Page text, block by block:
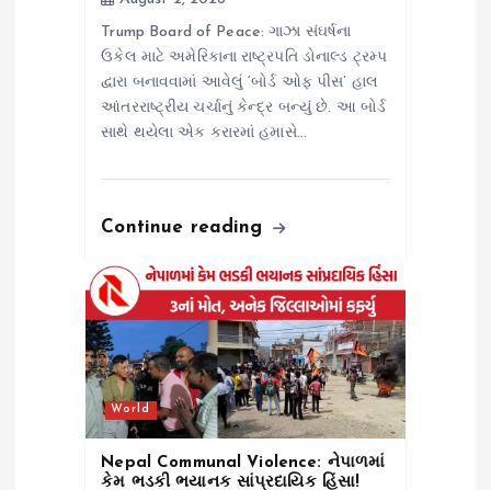
Trump Board of Peace: ગાઝા સંઘર્ષના
ઉકેલ માટે અમેરિકાના રાષ્ટ્રપતિ ડોનાલ્ડ ટ્રમ્પ
દ્વારા બનાવવામાં આવેલું ‘બોર્ડ ઓફ પીસ’ હાલ
આંતરરાષ્ટ્રીય ચર્ચાનું કેન્દ્ર બન્યું છે. આ બોર્ડ
સાથે થયેલા એક કરારમાં હમાસે…
Continue reading
World
Nepal Communal Violence: નેપાળમાં
કેમ ભડકી ભયાનક સાંપ્રદાયિક હિંસા!